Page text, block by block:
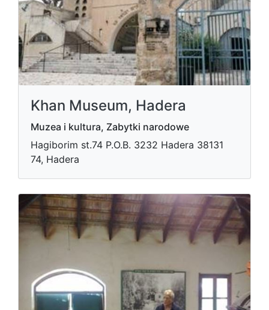
Khan Museum, Hadera
Muzea i kultura, Zabytki narodowe
Hagiborim st.74 P.O.B. 3232 Hadera​ 38131
74, Hadera